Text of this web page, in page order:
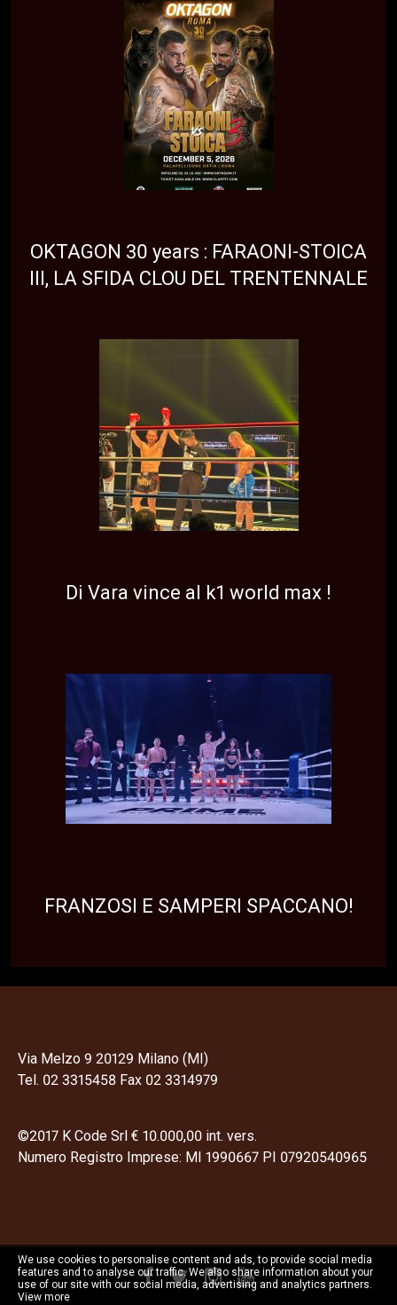
OKTAGON 30 years : FARAONI-STOICA
III, LA SFIDA CLOU DEL TRENTENNALE
Di Vara vince al k1 world max !
FRANZOSI E SAMPERI SPACCANO!
Via Melzo 9 20129 Milano (MI)
Tel. 02 3315458 Fax 02 3314979
©2017 K Code Srl € 10.000,00 int. vers.
Numero Registro Imprese: MI 1990667 PI 07920540965
We use cookies to personalise content and ads, to provide social media
features and to analyse our traffic. We also share information about your
use of our site with our social media, advertising and analytics partners.
View more